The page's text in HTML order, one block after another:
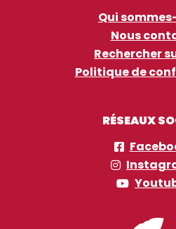
Qui
Nous
Rechercher
Politique de
RÉSEAUX